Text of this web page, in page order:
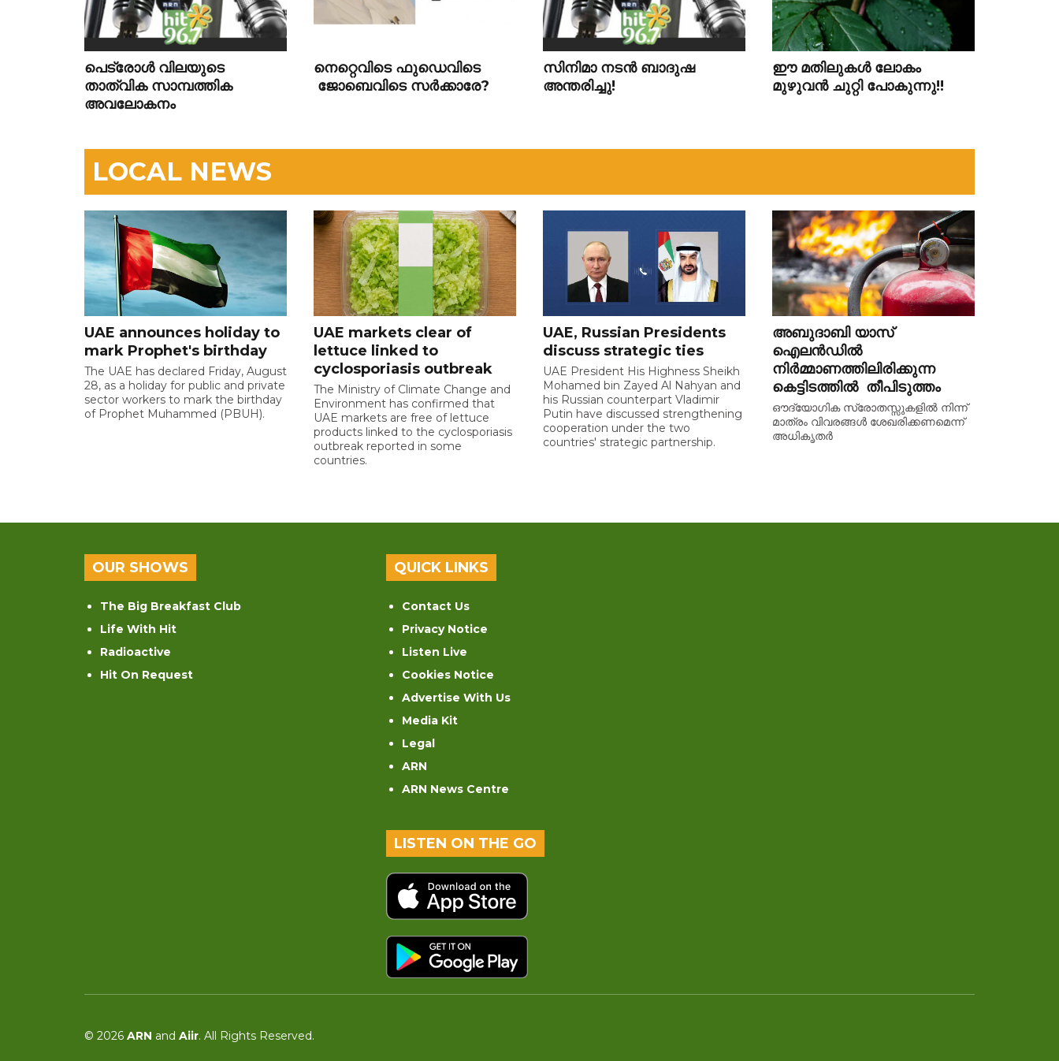
പെട്രോൾ വിലയുടെ
താത്വിക സാമ്പത്തിക
അവലോകനം
നെറ്റെവിടെ ഫുഡെവിടെ
ജോബെവിടെ സർക്കാരേ?
സിനിമാ നടൻ ബാദുഷ
അന്തരിച്ചു!
ഈ മതിലുകള്‍ ലോകം
മുഴുവന്‍ ചുറ്റി പോകുന്നു!!
LOCAL NEWS
UAE announces holiday to
mark Prophet's birthday
The UAE has declared Friday, August
28, as a holiday for public and private
sector workers to mark the birthday
of Prophet Muhammed (PBUH).
UAE markets clear of
lettuce linked to
cyclosporiasis outbreak
The Ministry of Climate Change and
Environment has confirmed that
UAE markets are free of lettuce
products linked to the cyclosporiasis
outbreak reported in some
countries.
UAE, Russian Presidents
discuss strategic ties
UAE President His Highness Sheikh
Mohamed bin Zayed Al Nahyan and
his Russian counterpart Vladimir
Putin have discussed strengthening
cooperation under the two
countries' strategic partnership.
അബുദാബി യാസ്
ഐലൻഡിൽ
നിർമ്മാണത്തിലിരിക്കുന്ന
കെട്ടിടത്തിൽ തീപിടുത്തം
ഔദ്യോഗിക സ്രോതസ്സുകളിൽ നിന്ന്
മാത്രം വിവരങ്ങൾ ശേഖരിക്കണമെന്ന്
അധികൃതർ
OUR SHOWS
The Big Breakfast Club
Life With Hit
Radioactive
Hit On Request
QUICK LINKS
Contact Us
Privacy Notice
Listen Live
Cookies Notice
Advertise With Us
Media Kit
Legal
ARN
ARN News Centre
LISTEN ON THE GO
© 2026 ARN and Aiir. All Rights Reserved.